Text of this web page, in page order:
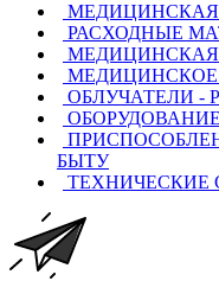
МЕДИЦИНСКАЯ
РАСХОДНЫЕ
МЕДИЦИНСКОЕ
ОБЛУЧАТЕЛИ -
БЫТУ
ТЕХНИЧЕСКИЕ